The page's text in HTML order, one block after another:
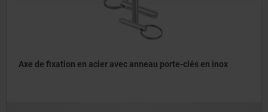
Axe de fixation en acier avec anneau porte-clés en inox